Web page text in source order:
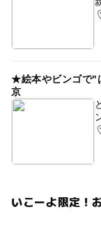
★絵本やビンゴで"
京
いこーよ限定！